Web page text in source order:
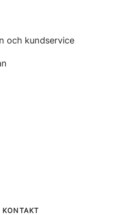
och kundservice
KONTAKT